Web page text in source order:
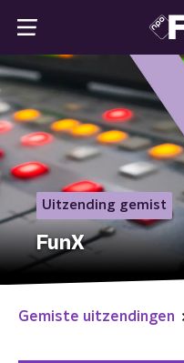
Uitzending gemist
FunX
Gemiste uitzendingen